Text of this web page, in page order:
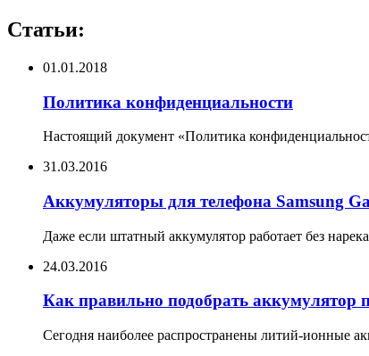
Статьи:
01.01.2018
Политика конфиденциальности
Настоящий документ «Политика
31.03.2016
Аккумуляторы для телефона Samsung
Даже если штатный аккумулятор работает без
24.03.2016
Как правильно подобрать аккумулятор
Сегодня наиболее распространены литий-ионные